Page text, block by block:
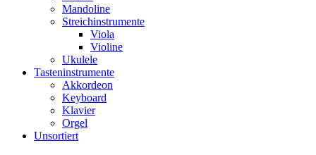
Mandoline
Streichinstrumente
Viola
Violine
Ukulele
Tasteninstrumente
Akkordeon
Keyboard
Klavier
Orgel
Unsortiert